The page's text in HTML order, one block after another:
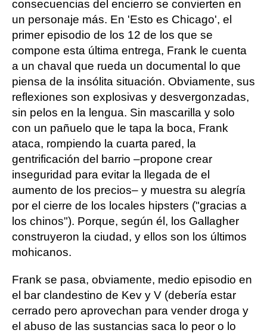
consecuencias del encierro se convierten en
un personaje más. En 'Esto es Chicago', el
primer episodio de los 12 de los que se
compone esta última entrega, Frank le cuenta
a un chaval que rueda un documental lo que
piensa de la insólita situación. Obviamente, sus
reflexiones son explosivas y desvergonzadas,
sin pelos en la lengua. Sin mascarilla y solo
con un pañuelo que le tapa la boca, Frank
ataca, rompiendo la cuarta pared, la
gentrificación del barrio –propone crear
inseguridad para evitar la llegada de el
aumento de los precios– y muestra su alegría
por el cierre de los locales hipsters ("gracias a
los chinos"). Porque, según él, los Gallagher
construyeron la ciudad, y ellos son los últimos
mohicanos.
Frank se pasa, obviamente, medio episodio en
el bar clandestino de Kev y V (debería estar
cerrado pero aprovechan para vender droga y
el abuso de las sustancias saca lo peor o lo